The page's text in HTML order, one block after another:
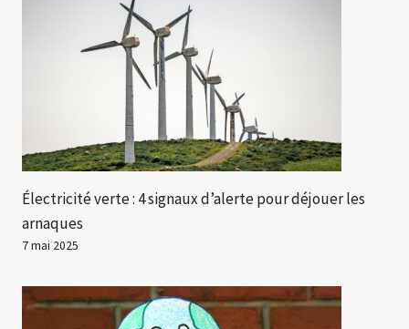
Électricité verte : 4 signaux d’alerte pour déjouer les
arnaques
7 mai 2025